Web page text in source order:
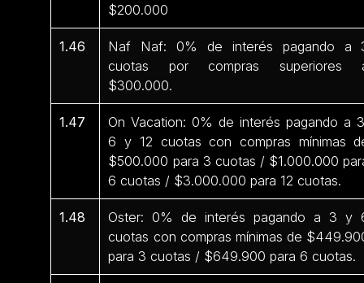
$200.000
1.46
Naf Naf: 0% de interés pagando a
cuotas por compras superiores
$300.000.
1.47
On Vacation: 0% de interés pagando a
6 y 12 cuotas con compras mínimas
$500.000 para 3 cuotas / $1.000.000
6 cuotas / $3.000.000 para 12 cuotas.
1.48
Oster: 0% de interés pagando a 3 y
cuotas con compras mínimas de
para 3 cuotas / $649.900 para 6 cuotas.